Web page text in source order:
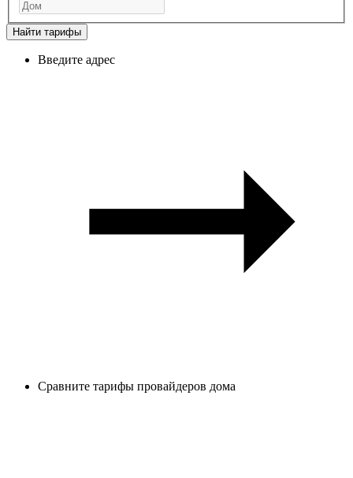
Найти тарифы
Введите адрес
Сравните тарифы провайдеров дома